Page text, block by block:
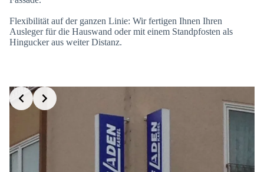
Flexibilität auf der ganzen Linie: Wir fertigen Ihnen Ihren
Ausleger für die Hauswand oder mit einem Standpfosten als
Hingucker aus weiter Distanz.
Slide 4 of 6